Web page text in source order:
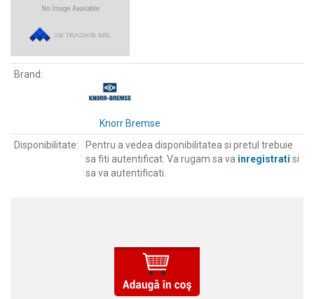
Brand:
Knorr Bremse
Disponibilitate:
Pentru a vedea disponibilitatea si pretul trebuie
sa fiti autentificat. Va rugam sa va inregistrati si
sa va autentificati.